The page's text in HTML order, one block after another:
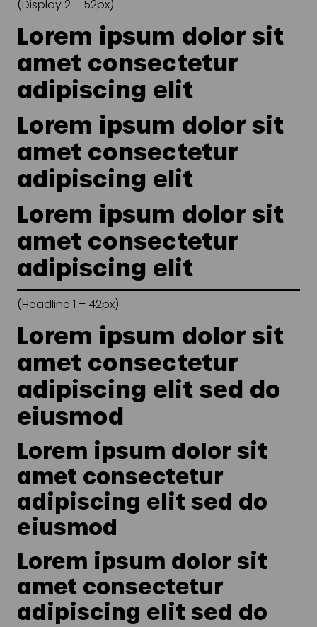
PAID SEARCH
Google Ads
Display annoncering
YouTube annoncering
Google shopping
Bing Ads
E-MAIL MARKETING
Kampagnemails
Leadgenerering
E-mail automation
TRACKING
Server-Side Tracking
(Display 2 – 52px)
Lorem ipsum dolor sit
amet consectetur
adipiscing elit
Lorem ipsum dolor sit
amet consectetur
adipiscing elit
Lorem ipsum dolor sit
amet consectetur
adipiscing elit
(Headline 1 – 42px)
Lorem ipsum dolor sit
amet consectetur
adipiscing elit sed do
eiusmod
Lorem ipsum dolor sit
amet consectetur
adipiscing elit sed do
eiusmod
Lorem ipsum dolor sit
amet consectetur
adipiscing elit sed do